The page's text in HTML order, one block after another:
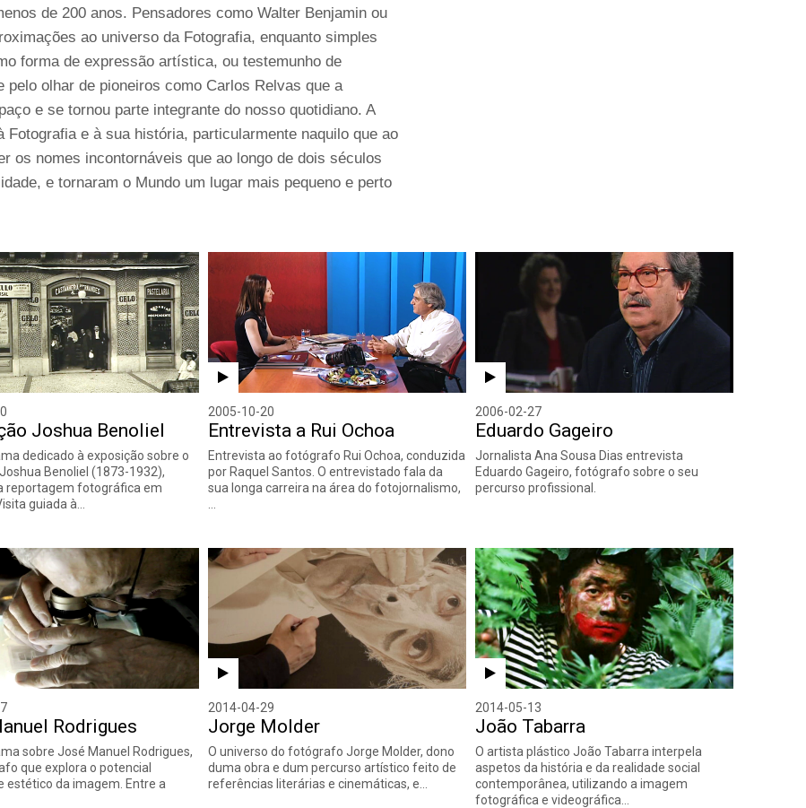
de 200 anos. Pensadores como Walter Benjamin ou
ao universo da Fotografia, enquanto simples
forma de expressão artística, ou testemunho de
olhar de pioneiros como Carlos Relvas que a
e se tornou parte integrante do nosso quotidiano. A
e à sua história, particularmente naquilo que ao
os nomes incontornáveis que ao longo de dois séculos
e tornaram o Mundo um lugar mais pequeno e perto
Joshua Benoliel
dedicado à exposição sobre o
Benoliel (1873-1932),
reportagem fotográfica em
guiada à…
2005-10-20
Entrevista a Rui Ochoa
Entrevista ao fotógrafo Rui Ochoa, conduzida
por Raquel Santos. O entrevistado fala da
sua longa carreira na área do fotojornalismo,
2006-02-27
Eduardo Gageiro
Jornalista Ana Sousa Dias entrevista
Eduardo Gageiro, fotógrafo sobre o seu
percurso profissional.
Rodrigues
sobre José Manuel Rodrigues,
que explora o potencial
estético da imagem. Entre a
2014-04-29
Jorge Molder
O universo do fotógrafo Jorge Molder, dono
duma obra e dum percurso artístico feito de
referências literárias e cinemáticas, e…
2014-05-13
João Tabarra
O artista plástico João Tabarra interpela
aspetos da história e da realidade social
contemporânea, utilizando a imagem
fotográfica e videográfica…